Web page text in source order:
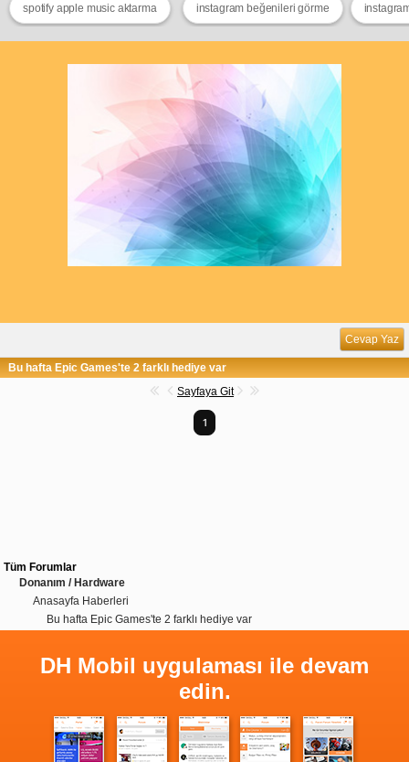
spotify apple music aktarma instagram beğenileri görme
Cevap Yaz
Bu hafta Epic Games'te 2 farklı hediye var
Sayfaya Git
1
Tüm Forumlar
Donanım / Hardware
Anasayfa Haberleri
Bu hafta Epic Games'te 2 farklı hediye var
DH Mobil uygulaması ile devam
edin.